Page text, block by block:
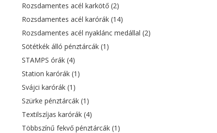
Rozsdamentes acél karkötő (2)
Rozsdamentes acél karórák (14)
Rozsdamentes acél nyaklánc medállal (2)
Sötétkék álló pénztárcák (1)
STAMPS órák (4)
Station karórák (1)
Svájci karórák (1)
Szürke pénztárcák (1)
Textilszíjas karórák (4)
Többszínű fekvő pénztárcák (1)